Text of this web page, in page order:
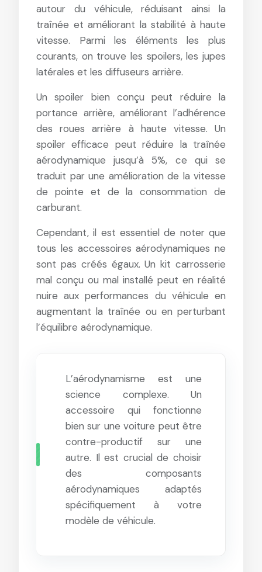
autour du véhicule, réduisant ainsi la
traînée et améliorant la stabilité à haute
vitesse. Parmi les éléments les plus
courants, on trouve les spoilers, les jupes
latérales et les diffuseurs arrière.
Un spoiler bien conçu peut réduire la
portance arrière, améliorant l’adhérence
des roues arrière à haute vitesse. Un
spoiler efficace peut réduire la traînée
aérodynamique jusqu’à 5%, ce qui se
traduit par une amélioration de la vitesse
de pointe et de la consommation de
carburant.
Cependant, il est essentiel de noter que
tous les accessoires aérodynamiques ne
sont pas créés égaux. Un kit carrosserie
mal conçu ou mal installé peut en réalité
nuire aux performances du véhicule en
augmentant la traînée ou en perturbant
l’équilibre aérodynamique.
L’aérodynamisme est une
science complexe. Un
accessoire qui fonctionne
bien sur une voiture peut être
contre-productif sur une
autre. Il est crucial de choisir
des composants
aérodynamiques adaptés
spécifiquement à votre
modèle de véhicule.